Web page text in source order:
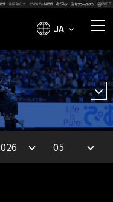
JA